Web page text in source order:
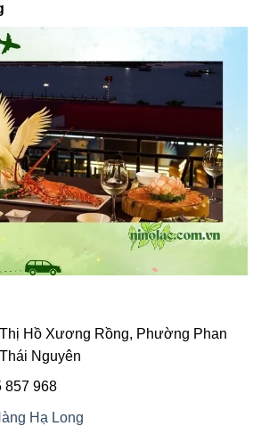
Hồ Xương Rồng, Phường Phan
Nguyên
857 968
Hạ Long